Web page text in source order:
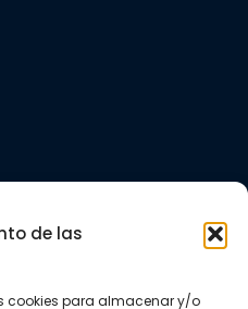
de las
cookies para almacenar y/o